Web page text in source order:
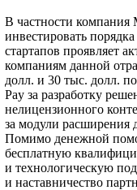
В частности компания
инвестировать
стартапов проявляет
компаниям данной
долл. и 30 тыс. долл.
Pay за разработку
нелицензионного
за модули расширения
Помимо денежной
бесплатную
и технологическую
и наставничество